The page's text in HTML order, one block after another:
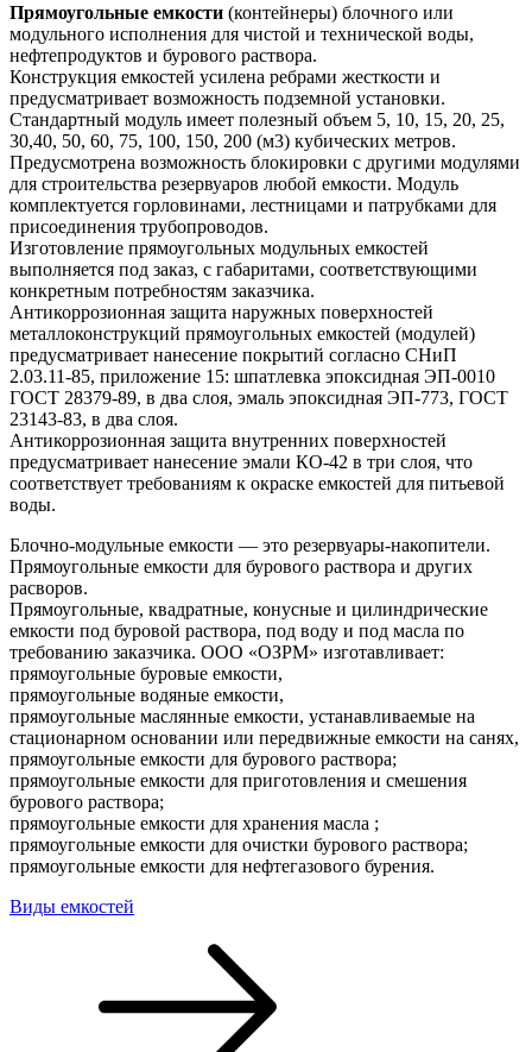
Прямоугольные емкости (контейнеры) блочного или
модульного исполнения для чистой и технической воды,
нефтепродуктов и бурового раствора.
Конструкция емкостей усилена ребрами жесткости и
предусматривает возможность подземной установки.
Стандартный модуль имеет полезный объем 5, 10, 15, 20, 25,
30,40, 50, 60, 75, 100, 150, 200 (м3) кубических метров.
Предусмотрена возможность блокировки с другими модулями
для строительства резервуаров любой емкости. Модуль
комплектуется горловинами, лестницами и патрубками для
присоединения трубопроводов.
Изготовление прямоугольных модульных емкостей
выполняется под заказ, с габаритами, соответствующими
конкретным потребностям заказчика.
Антикоррозионная защита наружных поверхностей
металлоконструкций прямоугольных емкостей (модулей)
предусматривает нанесение покрытий согласно СНиП
2.03.11-85, приложение 15: шпатлевка эпоксидная ЭП-0010
ГОСТ 28379-89, в два слоя, эмаль эпоксидная ЭП-773, ГОСТ
23143-83, в два слоя.
Антикоррозионная защита внутренних поверхностей
предусматривает нанесение эмали КО-42 в три слоя, что
соответствует требованиям к окраске емкостей для питьевой
воды.
Блочно-модульные емкости — это резервуары-накопители.
Прямоугольные емкости для бурового раствора и других
расворов.
Прямоугольные, квадратные, конусные и цилиндрические
емкости под буровой раствора, под воду и под масла по
требованию заказчика. ООО «ОЗРМ» изготавливает:
прямоугольные буровые емкости,
прямоугольные водяные емкости,
прямоугольные маслянные емкости, устанавливаемые на
стационарном основании или передвижные емкости на санях,
прямоугольные емкости для бурового раствора;
прямоугольные емкости для приготовления и смешения
бурового раствора;
прямоугольные емкости для хранения масла ;
прямоугольные емкости для очистки бурового раствора;
прямоугольные емкости для нефтегазового бурения.
Виды емкостей
записям